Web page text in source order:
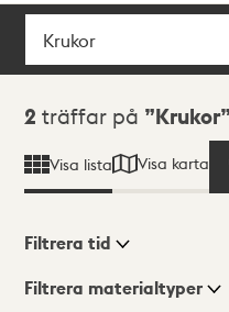
Sök
Sökresultat
2 träffar på Krukor
Visa lista Visa karta
Visningsläge
Filtrera tid
Filtrera materialtyper